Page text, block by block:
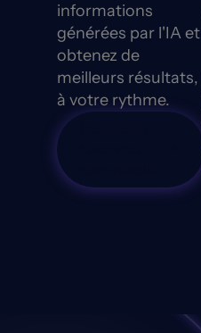
informations
générées par l'IA et
obtenez de
meilleurs résultats,
à votre rythme.